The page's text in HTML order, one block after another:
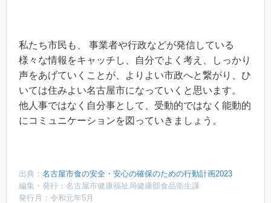
私たち市民も、 事業者や行政などが発信している
様々な情報をキャッチし、自分でよく考え、しっかり
声をあげていくことが、よりよい市政へと繋がり、ひ
いては住みよい名古屋市になっていくと思います。
他人事ではなく自分事として、受動的ではなく能動的
にコミュニケーションを図っていきましょう。
出典： 名古屋市食の安全・安心の確保のための行動計画2023
編集・発行：名古屋市健康福祉局健康部食品衛生課
発行月：令和元年5月